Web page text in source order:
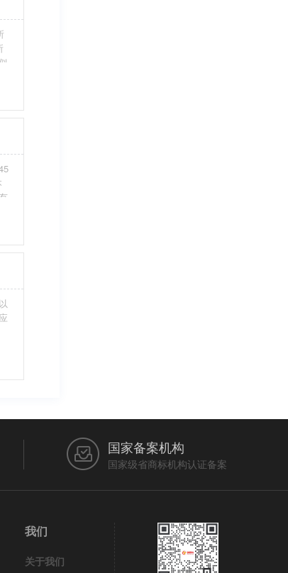
国家备案机构
国家级省商标机构认证备案
我们
关于我们